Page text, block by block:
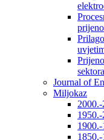
sektora
Journal of
Miljokaz